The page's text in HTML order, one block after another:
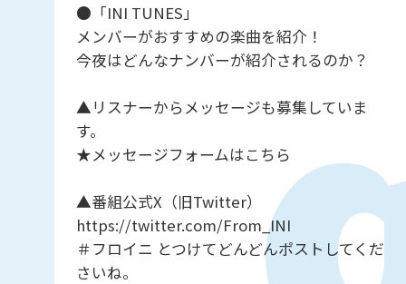
●「INI TUNES」
メンバーがおすすめの楽曲を紹介！
今夜はどんなナンバーが紹介されるのか？
▲リスナーからメッセージも募集していま
す。
★メッセージフォームはこちら
▲番組公式X（旧Twitter）
https://twitter.com/From_INI
＃フロイニ とつけてどんどんポストしてくだ
さいね。